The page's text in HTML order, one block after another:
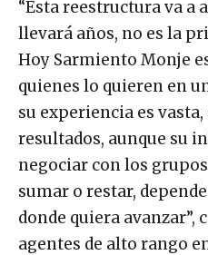
“Esta reestructura va a
llevará años, no es la
Hoy Sarmiento Monje
quienes lo quieren en
su experiencia es
resultados, aunque su
negociar con los
sumar o restar,
donde quiera avanzar”,
agentes de alto rango